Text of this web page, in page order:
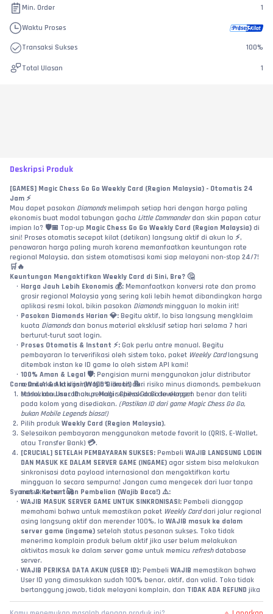
Min. Order 1
Waktu Proses
Transaksi Sukses 100%
Total Ulasan 1
Deskripsi Produk
[GAMES] Magic Chess Go Go Weekly Card (Region Malaysia) - Otomatis 24
Jam ⚡
Mau dapet pasokan Diamonds melimpah setiap hari dengan harga paling
ekonomis buat modal tabungan gacha Little Commander dan skin papan catur
impian lo? 🛡️📅 Top-up Magic Chess Go Go Weekly Card (Region Malaysia) di
sini! Proses otomatis secepat kilat (detikan) langsung aktif di akun lo ⚡,
penawaran harga paling murah karena memanfaatkan keuntungan rate
regional Malaysia, dan sistem otomatisasi kami siap melayani non-stop 24/7!
🛒🔥
Keuntungan Mengaktifkan Weekly Card di Sini, Bre? 🤔
Harga Jauh Lebih Ekonomis 💰: Memanfaatkan konversi rate dan promo
grosir regional Malaysia yang sering kali lebih hemat dibandingkan harga
aplikasi resmi lokal, bikin pasokan Diamonds mingguan lo makin irit!
Pasokan Diamonds Harian 💎: Begitu aktif, lo bisa langsung mengklaim
kuota Diamonds dan bonus material eksklusif setiap hari selama 7 hari
berturut-turut saat login.
Proses Otomatis & Instant ⚡: Gak perlu antre manual. Begitu
pembayaran lo terverifikasi oleh sistem toko, paket Weekly Card langsung
ditembak instan ke ID game lo oleh sistem API kami!
100% Aman & Legal 🛡️: Pengisian murni menggunakan jalur distributor
resmi. Akun lo dijamin 100% aman dari risiko minus diamonds, pembekuan
saldo, atau ancaman penalti sepihak dari developer!
Cara Order & Aktivasi (Wajib Diikuti!) 📝:
Masukkan User ID akun Magic Chess Go Go lo dengan benar dan teliti
pada kolom yang disediakan. (Pastikan ID dari game Magic Chess Go Go,
bukan Mobile Legends biasa!)
Pilih produk Weekly Card (Region Malaysia).
Selesaikan pembayaran menggunakan metode favorit lo (QRIS, E-Wallet,
atau Transfer Bank) 💳.
[CRUCIAL] SETELAH PEMBAYARAN SUKSES: Pembeli WAJIB LANGSUNG LOGIN
DAN MASUK KE DALAM SERVER GAME (INGAME) agar sistem bisa melakukan
sinkronisasi data payload internasional dan mengaktifkan kartu
mingguan lo secara sempurna! Jangan cuma mengecek dari luar tanpa
masuk server! 🚀
Syarat & Ketentuan Pembelian (Wajib Baca!) ⚠️:
WAJIB MASUK SERVER GAME UNTUK SINKRONISASI: Pembeli dianggap
memahami bahwa untuk memastikan paket Weekly Card dari jalur regional
asing langsung aktif dan merender 100%, lo WAJIB masuk ke dalam
server game (ingame) setelah status pesanan sukses. Toko tidak
menerima komplain produk belum aktif jika user belum melakukan
aktivitas masuk ke dalam server game untuk memicu refresh database
server.
WAJIB PERIKSA DATA AKUN (USER ID): Pembeli WAJIB memastikan bahwa
User ID yang dimasukkan sudah 100% benar, aktif, dan valid. Toko tidak
bertanggung jawab, tidak melayani komplain, dan TIDAK ADA REFUND jika
item gagal masuk atau salah kirim ke akun lain akibat kelalaian pembeli
dalam menginput data!